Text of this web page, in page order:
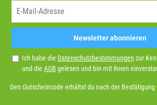
Newsletter abonnieren
Ich habe die Datenschutzbestimmungen zur
und die AGB gelesen und bin mit ihnen
Den Gutscheincode erhältst du nach der Bestätigung